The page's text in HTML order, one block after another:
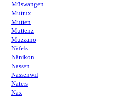
Müswangen
Mutrux
Mutten
Muttenz
Muzzano
Näfels
Nänikon
Nassen
Nassenwil
Naters
Nax